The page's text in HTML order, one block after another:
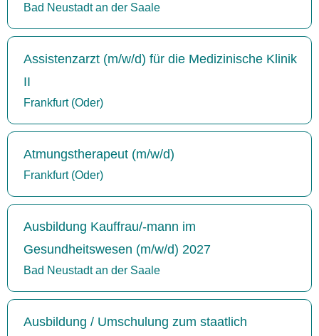
Bad Neustadt an der Saale
Assistenzarzt (m/w/d) für die Medizinische Klinik
II
Frankfurt (Oder)
Atmungstherapeut (m/w/d)
Frankfurt (Oder)
Ausbildung Kauffrau/-mann im
Gesundheitswesen (m/w/d) 2027
Bad Neustadt an der Saale
Ausbildung / Umschulung zum staatlich